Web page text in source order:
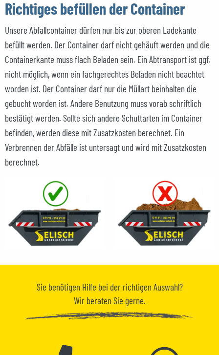
Richtiges befüllen der Container
Unsere Abfallcontainer dürfen nur bis zur oberen Ladekante
befüllt werden. Der Container darf nicht gehäuft werden und die
Containerkante muss flach Beladen sein. Ein Abtransport ist ggf.
nicht möglich, wenn ein fachgerechtes Beladen nicht beachtet
worden ist. Der Container darf nur die Müllart beinhalten die
gebucht worden ist. Andere Benutzung muss vorab schriftlich
bestätigt werden. Sollte sich andere Schuttarten im Container
befinden, werden diese mit Zusatzkosten berechnet. Ein
Verbrennen der Abfälle ist untersagt und wird mit Zusatzkosten
berechnet.
Sie benötigen Hilfe bei der richtigen Auswahl?
Wir beraten Sie gerne.